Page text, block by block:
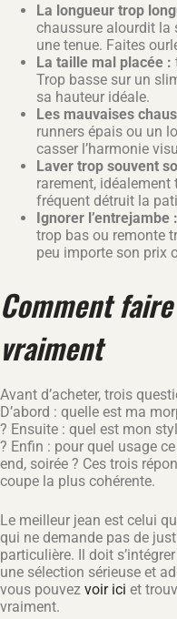
La longueur trop
chaussure alourdit la
une tenue. Faites
La taille mal placée :
Trop basse sur un
sa hauteur idéale.
Les mauvaises
runners épais ou un
casser l’harmonie
Laver trop souvent
rarement,
fréquent détruit la
Ignorer l’entrejambe :
trop bas ou remonte
peu importe son prix
Comment
vraiment
Avant d’acheter, trois
D’abord : quelle est ma
? Ensuite : quel est mon
? Enfin : pour quel usage
end, soirée ? Ces trois
coupe la plus cohérente.
Le meilleur jean est celui
qui ne demande pas de
particulière. Il doit
une sélection sérieuse et
vous pouvez voir ici et
vraiment.